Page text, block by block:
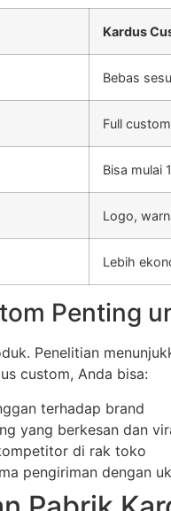
Kardus
Bebas
Full
Bisa mulai
Logo,
Lebih
Penting
Penelitian
custom, Anda bisa:
terhadap brand
yang berkesan dan
di rak toko
pengiriman dengan